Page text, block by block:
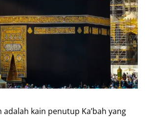
adalah kain penutup Ka’bah yang